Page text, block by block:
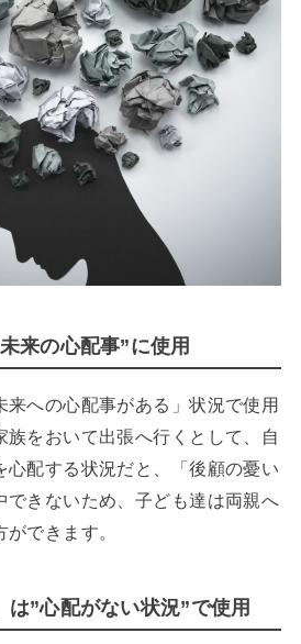
来の心配事”に使用
来への心配事がある」状況で使用
族をおいて出張へ行くとして、自
心配する状況だと、「後顧の憂い
できないため、子ども達は両親へ
できます。
は”心配がない状況”で使用